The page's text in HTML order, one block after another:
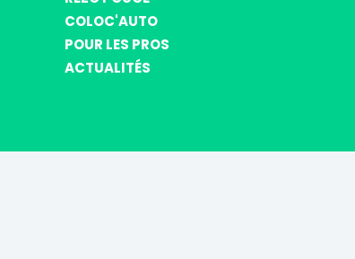
COLOC'AUTO
POUR LES PROS
ACTUALITÉS